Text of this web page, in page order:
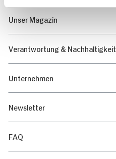
Unser Magazin
Verantwortung & Nachhaltigkeit
Unternehmen
Newsletter
FAQ